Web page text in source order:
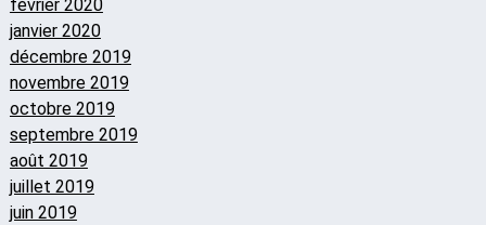
février 2020
janvier 2020
décembre 2019
novembre 2019
octobre 2019
septembre 2019
août 2019
juillet 2019
juin 2019